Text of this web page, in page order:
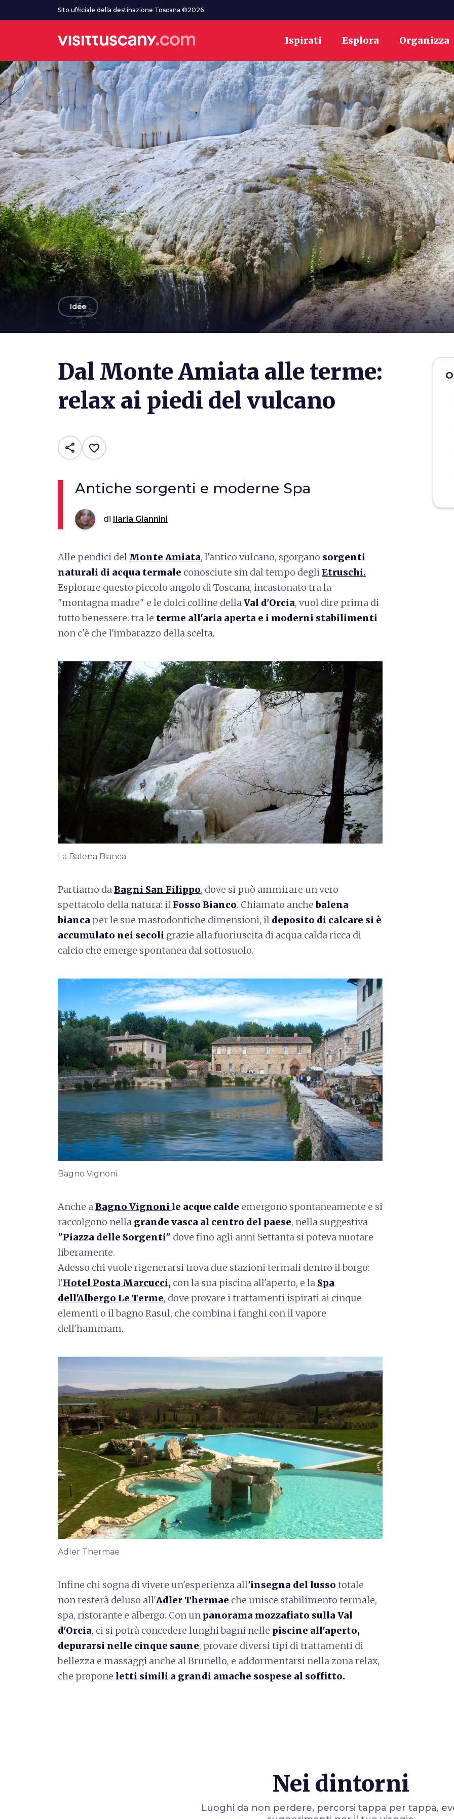
Vai al contenuto principaleSito ufficiale della destinazione Toscana ©2026
Ispirati Esplora Organizza
arrow_backIdee
Dal Monte Amiata alle terme:
relax ai piedi del vulcano
share favorite_border
Antiche sorgenti e moderne Spa
di Ilaria Giannini
Alle pendici del Monte Amiata, l'antico vulcano, sgorgano sorgenti
naturali di acqua termale conosciute sin dal tempo degliEtruschi.
Esplorare questo piccolo angolo di Toscana, incastonato tra la
"montagna madre" e le dolci colline dellaVal d'Orcia, vuol dire prima di
tutto benessere: tra le terme all'aria aperta e i moderni stabilimenti
non c'è che l'imbarazzo della scelta.
La Balena Bianca
Partiamo daBagni San Filippo, dove si può ammirare un vero
spettacolo della natura: il Fosso Bianco. Chiamato anchebalena
bianca per le sue mastodontiche dimensioni, il deposito di calcare si è
accumulato nei secoli grazie alla fuoriuscita di acqua calda ricca di
calcio che emerge spontanea dal sottosuolo.
Bagno Vignoni
Anche aBagno Vignoni le acque calde emergono spontaneamente e si
raccolgono nella grande vasca al centro del paese, nella suggestiva
"Piazza delle Sorgenti" dove fino agli anni Settanta si poteva nuotare
liberamente.
Adesso chi vuole rigenerarsi trova due stazioni termali dentro il borgo:
l'Hotel Posta Marcucci, con la sua piscina all'aperto, e la Spa
dell'Albergo Le Terme, dove provare i trattamenti ispirati ai cinque
elementi o il bagno Rasul, che combina i fanghi con il vapore
dell'hammam.
Adler Thermae
Infine chi sogna di vivere un'esperienza all'insegna del lusso totale
non resterà deluso all'Adler Thermae che unisce stabilimento termale,
spa, ristorante e albergo. Con un panorama mozzafiato sulla Val
d'Orcia, ci si potrà concedere lunghi bagni nelle piscine all'aperto,
depurarsi nelle cinque saune, provare diversi tipi di trattamenti di
bellezza e massaggi anche al Brunello, e addormentarsi nella zona relax,
che propone letti simili a grandi amache sospese al soffitto.
Nei dintorni
Luoghi da non perdere, percorsi tappa per tappa,